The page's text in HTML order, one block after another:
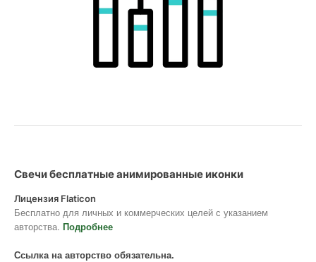
Свечи бесплатные анимированные иконки
Лицензия Flaticon
Бесплатно для личных и коммерческих целей с указанием
авторства. Подробнее
Ссылка на авторство обязательна.